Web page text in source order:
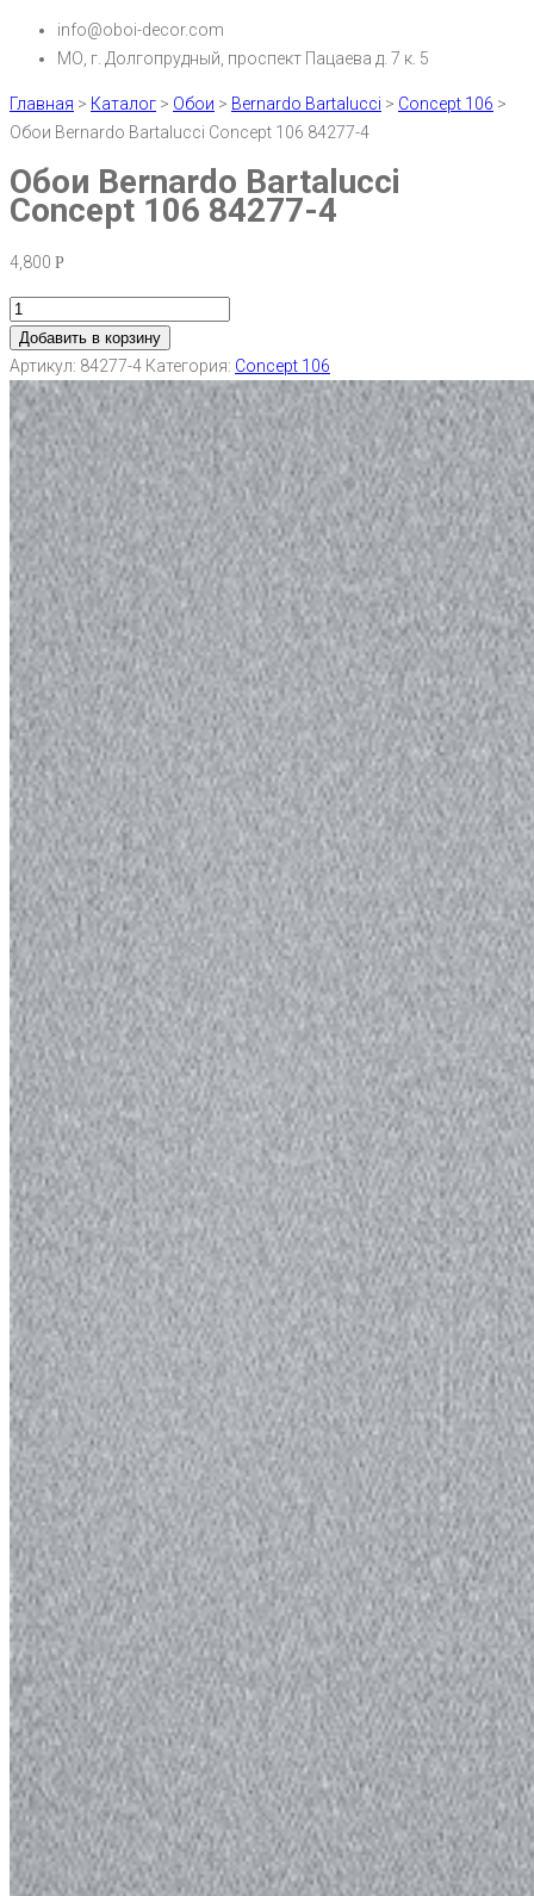
info@oboi-decor.com
МО, г. Долгопрудный, проспект Пацаева д. 7 к. 5
Главная > Каталог > Обои > Bernardo Bartalucci > Concept 106 >
Обои Bernardo Bartalucci Concept 106 84277-4
Обои Bernardo Bartalucci
Concept 106 84277-4
4,800 Р
Добавить в корзину
Артикул: 84277-4 Категория: Concept 106